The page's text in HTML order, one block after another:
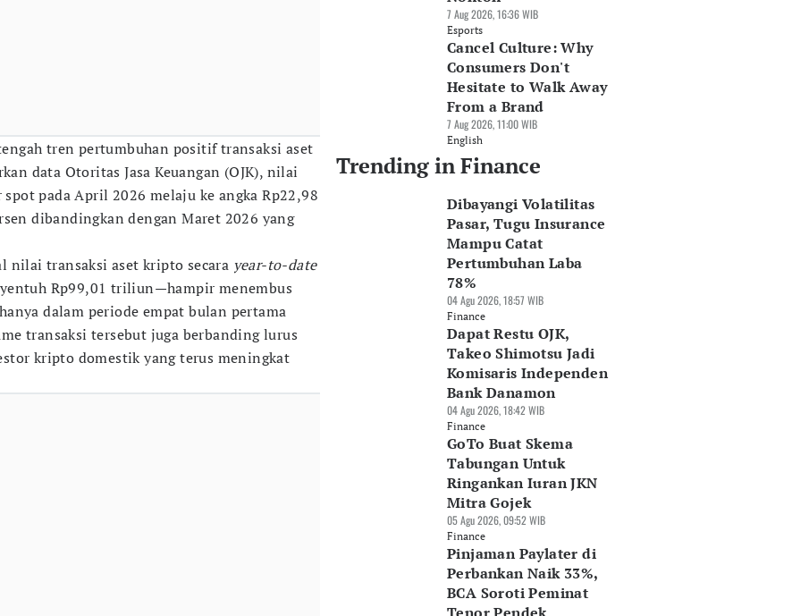
tren pertumbuhan positif transaksi aset
data Otoritas Jasa Keuangan (OJK), nilai
pada April 2026 melaju ke angka Rp22,98
dibandingkan dengan Maret 2026 yang
nilai transaksi aset kripto secara year-to-date
Rp99,01 triliun—hampir menembus
dalam periode empat bulan pertama
transaksi tersebut juga berbanding lurus
kripto domestik yang terus meningkat
7 Aug 2026, 16:36 WIB
Esports
Cancel Culture: Why
Consumers Don't
Hesitate to Walk Away
From a Brand
7 Aug 2026, 11:00 WIB
English
Trending in Finance
Dibayangi Volatilitas
Pasar, Tugu Insurance
Mampu Catat
Pertumbuhan Laba
78%
04 Agu 2026, 18:57 WIB
Finance
Dapat Restu OJK,
Takeo Shimotsu Jadi
Komisaris Independen
Bank Danamon
04 Agu 2026, 18:42 WIB
Finance
GoTo Buat Skema
Tabungan Untuk
Ringankan Iuran JKN
Mitra Gojek
05 Agu 2026, 09:52 WIB
Finance
Pinjaman Paylater di
Perbankan Naik 33%,
BCA Soroti Peminat